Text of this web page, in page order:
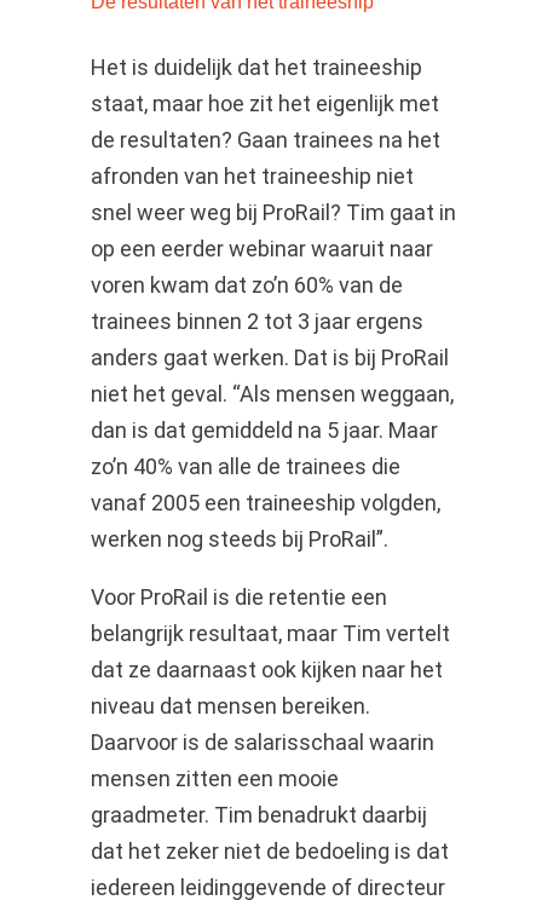
Het is duidelijk dat het traineeship
staat, maar hoe zit het eigenlijk met
de resultaten? Gaan trainees na het
afronden van het traineeship niet
snel weer weg bij ProRail? Tim gaat in
op een eerder webinar waaruit naar
voren kwam dat zo’n 60% van de
trainees binnen 2 tot 3 jaar ergens
anders gaat werken. Dat is bij ProRail
niet het geval. “Als mensen weggaan,
dan is dat gemiddeld na 5 jaar. Maar
zo’n 40% van alle de trainees die
vanaf 2005 een traineeship volgden,
werken nog steeds bij ProRail”.
Voor ProRail is die retentie een
belangrijk resultaat, maar Tim vertelt
dat ze daarnaast ook kijken naar het
niveau dat mensen bereiken.
Daarvoor is de salarisschaal waarin
mensen zitten een mooie
graadmeter. Tim benadrukt daarbij
dat het zeker niet de bedoeling is dat
iedereen leidinggevende of directeur